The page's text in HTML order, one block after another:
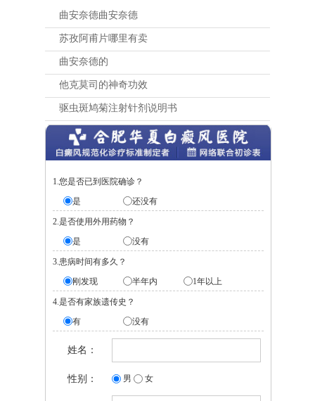
曲安奈德曲安奈德
苏孜阿甫片哪里有卖
曲安奈德的
他克莫司的神奇功效
驱虫斑鸠菊注射针剂说明书
1.您是否已到医院确诊？
是
还没有
2.是否使用外用药物？
是
没有
3.患病时间有多久？
刚发现
半年内 1年以上
4.是否有家族遗传史？
有
没有
姓名：
性别： 男 女